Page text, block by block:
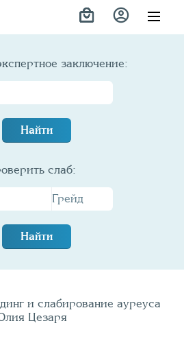
заключение:
Найти
слаб:
Найти
и слабирование ауреуса
Цезаря